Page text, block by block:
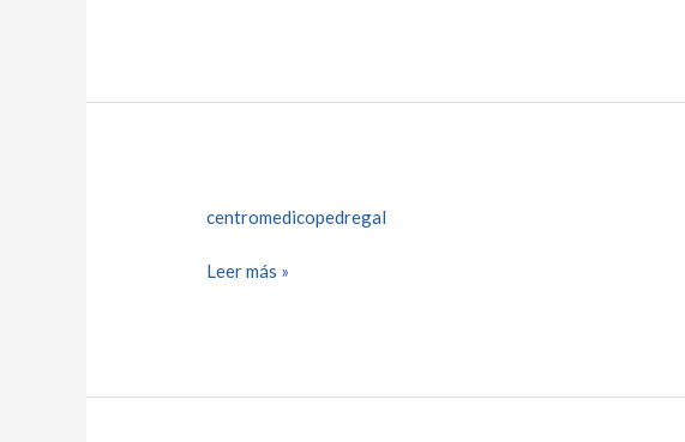
centromedicopedregal
Leer más »